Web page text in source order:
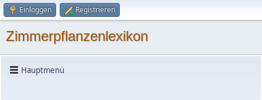
Einloggen Registrieren
Zimmerpflanzenlexikon
Hauptmenü